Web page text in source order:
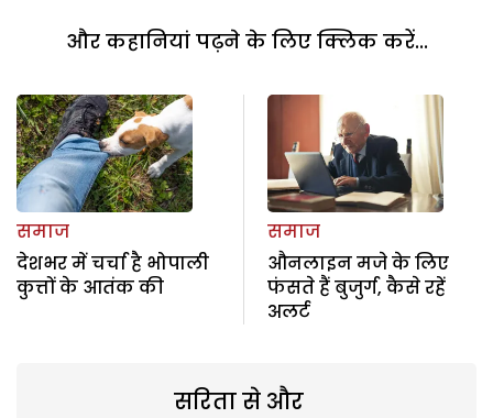
और कहानियां पढ़ने के लिए क्लिक करें...
समाज
देशभर में चर्चा है भोपाली
कुत्तों के आतंक की
समाज
औनलाइन मजे के लिए
फंसते हैं बुजुर्ग, कैसे रहें
अलर्ट
सरिता से और